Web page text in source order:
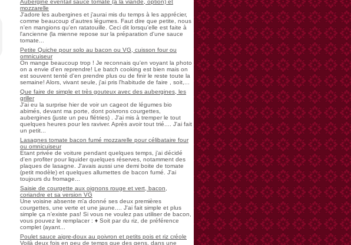
Aubergine éventail sauce tomate (à la viande, option) et
mozzarelle
J'adore les aubergines et j'aurai mis du temps à les apprécier,
comme beaucoup d'autres légumes. Faut dire que petite, nous
n'en mangions qu'en ratatouille. Ceci dit lorsqu'elle est faite à
l'ancienne (la mienne repose sur la préparation d'une sauce
tomate...
Petite Quiche pour solo au bacon ou VG, cuisson four ou
omnicuiseur
On mange beaucoup trop ! Je reconnais qu'en voyant la photo
on a envie d'en reprendre! Le batch cooking est bien mais on
est souvent tenté d'en prendre plus ou de finir le reste toute la
semaine! Alors, vivant seule, j'ai pris l'habitude de faire , soit,...
Que faire de simple et très gouteux avec des aubergines, les
griller
J'ai eu la surprise hier de voir un cageot de légumes bio
abimés, devant ma porte, dont poivrons courgettes,
aubergines (juste un peu flétries) . J'ai mis à tremper le tout
quelques heures pour les raviver. Après avoir tout trié.... J'ai fait
un petit...
Lasagnes tomate bacon fumé mozzarelle pour célibataire four
ou omnicuiseur
Etant privée de voiture pendant quelques temps, j'ai décidé
d'en profiter pour liquider quelques réserves, notamment des
plaques de lasagne. J'avais aussi une demi boite de tomate
(petit modèle) et quelques allumettes de bacon fumé. J'ai
toujours du fromage...
Saisie de courgette aux oignons rouge et vert, bacon,
coriandre et sa version VG
Une voisine absente m'a donné ses deux premières
courgettes, une verte et une jaune.... J'ai fait simple et plus
simple ça n'existe pas! Si vous ne voulez pas utiliser de bacon,
vous pouvez le remplacer : ♦ Soit par du riz, de préférence
complet (ayant...
Poulet sauce aigre-doux au poivron et petits pois et riz créole
Voilà deux fois en peu de temps que des gens, dans une